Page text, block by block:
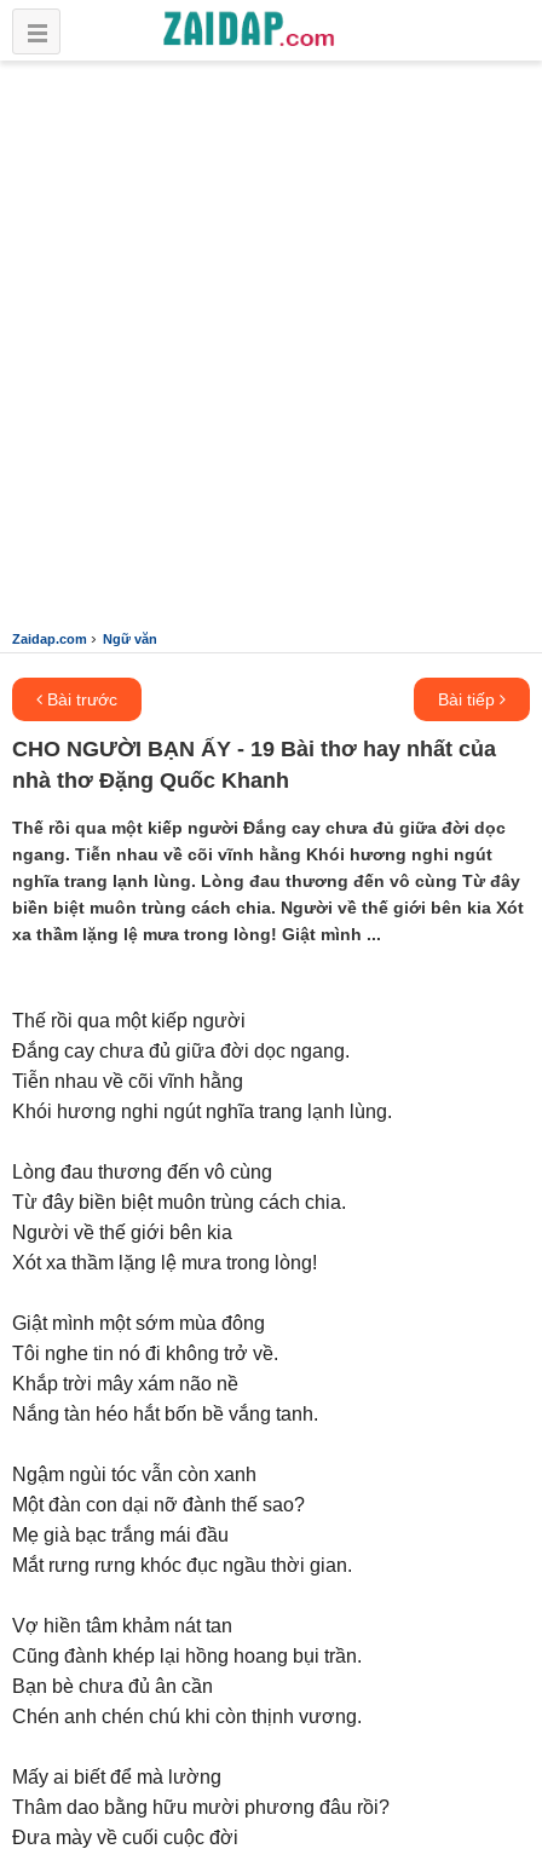
Zaidap.com › Ngữ văn
Bài trước Bài tiếp
CHO NGƯỜI BẠN ẤY - 19 Bài thơ hay nhất của
nhà thơ Đặng Quốc Khanh
Thế rồi qua một kiếp người Đắng cay chưa đủ giữa đời dọc
ngang. Tiễn nhau về cõi vĩnh hằng Khói hương nghi ngút
nghĩa trang lạnh lùng. Lòng đau thương đến vô cùng Từ đây
biền biệt muôn trùng cách chia. Người về thế giới bên kia Xót
xa thầm lặng lệ mưa trong lòng! Giật mình ...
Thế rồi qua một kiếp người
Đắng cay chưa đủ giữa đời dọc ngang.
Tiễn nhau về cõi vĩnh hằng
Khói hương nghi ngút nghĩa trang lạnh lùng.
Lòng đau thương đến vô cùng
Từ đây biền biệt muôn trùng cách chia.
Người về thế giới bên kia
Xót xa thầm lặng lệ mưa trong lòng!
Giật mình một sớm mùa đông
Tôi nghe tin nó đi không trở về.
Khắp trời mây xám não nề
Nắng tàn héo hắt bốn bề vắng tanh.
Ngậm ngùi tóc vẫn còn xanh
Một đàn con dại nỡ đành thế sao?
Mẹ già bạc trắng mái đầu
Mắt rưng rưng khóc đục ngầu thời gian.
Vợ hiền tâm khảm nát tan
Cũng đành khép lại hồng hoang bụi trần.
Bạn bè chưa đủ ân cần
Chén anh chén chú khi còn thịnh vương.
Mấy ai biết để mà lường
Thâm dao bằng hữu mười phương đâu rồi?
Đưa mày về cuối cuộc đời